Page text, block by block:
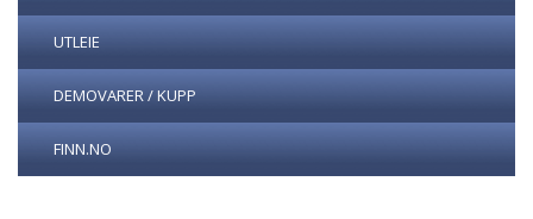
UTLEIE
DEMOVARER / KUPP
FINN.NO